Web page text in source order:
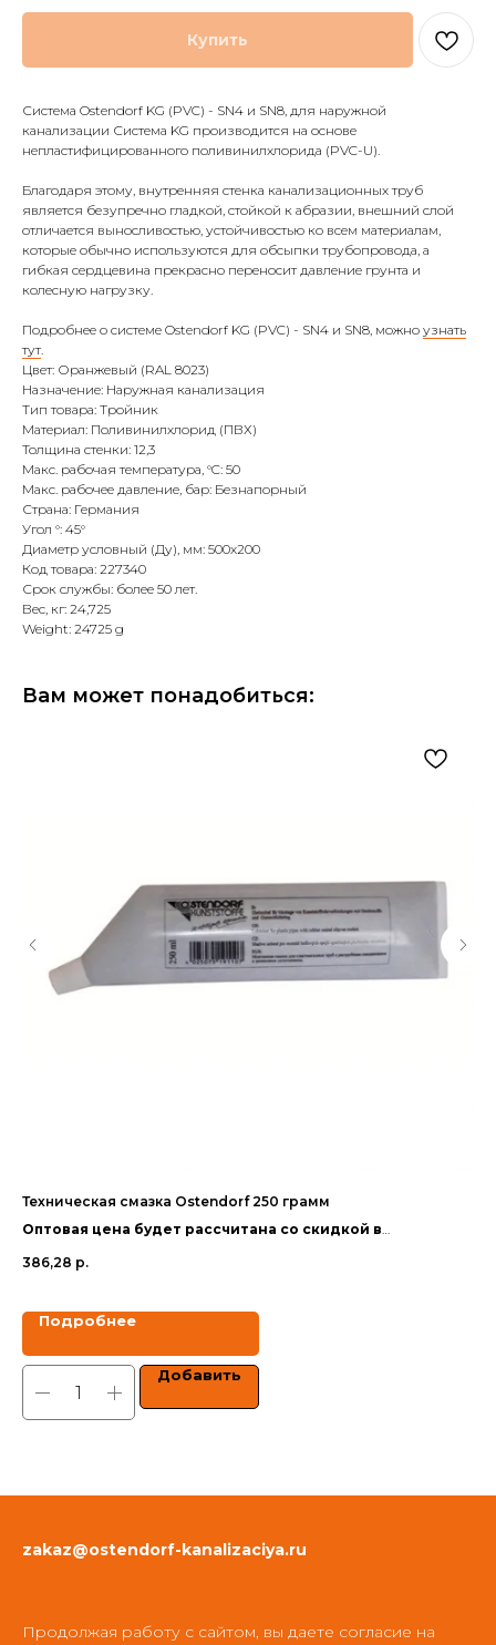
Купить
Система Ostendorf KG (PVC) - SN4 и SN8, для наружной
канализации Система KG производится на основе
непластифицированного поливинилхлорида (PVC-U).
Благодаря этому, внутренняя стенка канализационных труб
является безупречно гладкой, стойкой к абразии, внешний слой
отличается выносливостью, устойчивостью ко всем материалам,
которые обычно используются для обсыпки трубопровода, а
гибкая сердцевина прекрасно переносит давление грунта и
колесную нагрузку.
Подробнее о системе Ostendorf KG (PVC) - SN4 и SN8, можно узнать
тут.
Цвет: Оранжевый (RAL 8023)
Назначение: Наружная канализация
Тип товара: Тройник
Материал: Поливинилхлорид (ПВХ)
Толщина стенки: 12,3
Макс. рабочая температура, °C: 50
Макс. рабочее давление, бар: Безнапорный
Страна: Германия
Угол °: 45°
Диаметр условный (Ду), мм: 500х200
Код товара: 227340
Срок службы: более 50 лет.
Вес, кг: 24,725
Weight: 24725 g
Вам может понадобиться:
Техническая смазка Ostendorf 250 грамм
Оптовая цена будет рассчитана со скидкой в
386,28 р.
Подробнее
Добавить
zakaz@ostendorf-kanalizaciya.ru
Продолжая работу с сайтом, вы даете согласие на